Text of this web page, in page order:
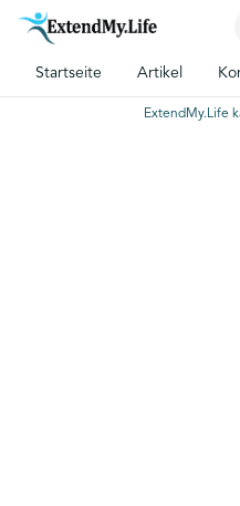
Startseite Artikel
ExtendMy.Life